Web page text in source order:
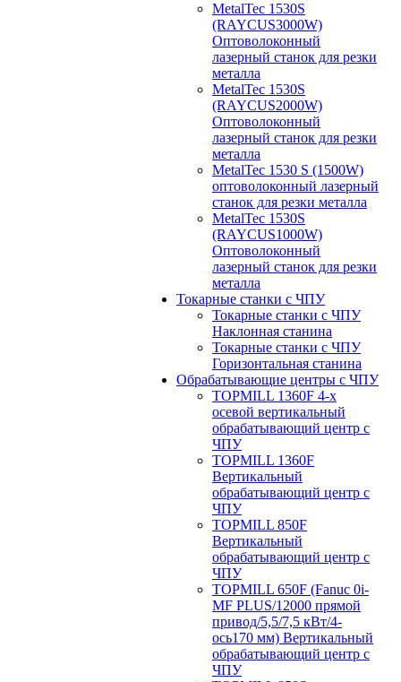
MetalTec 1530S
(RAYCUS3000W)
Оптоволоконный
лазерный станок для резки
металла
MetalTec 1530S
(RAYCUS2000W)
Оптоволоконный
лазерный станок для резки
металла
MetalTec 1530 S (1500W)
оптоволоконный лазерный
станок для резки металла
MetalTec 1530S
(RAYCUS1000W)
Оптоволоконный
лазерный станок для резки
металла
Токарные станки с ЧПУ
Токарные станки с ЧПУ
Наклонная станина
Токарные станки с ЧПУ
Горизонтальная станина
Обрабатывающие центры с ЧПУ
TOPMILL 1360F 4-x
осевой вертикальный
обрабатывающий центр с
ЧПУ
TOPMILL 1360F
Вертикальный
обрабатывающий центр с
ЧПУ
TOPMILL 850F
Вертикальный
обрабатывающий центр с
ЧПУ
TOPMILL 650F (Fanuc 0i-
MF PLUS/12000 прямой
привод/5,5/7,5 кВт/4-
ось170 мм) Вертикальный
обрабатывающий центр с
ЧПУ